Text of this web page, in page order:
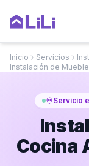
Inicio Servicios
Instalación de
Servicio
Cocina